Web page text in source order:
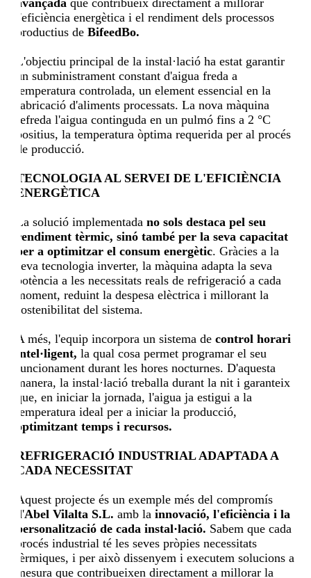
avançada que contribueix directament a millorar
l'eficiència energètica i el rendiment dels processos
productius de BifeedBo.
L'objectiu principal de la instal·lació ha estat garantir
un subministrament constant d'aigua freda a
temperatura controlada, un element essencial en la
fabricació d'aliments processats. La nova màquina
refreda l'aigua continguda en un pulmó fins a 2 °C
positius, la temperatura òptima requerida per al procés
de producció.
TECNOLOGIA AL SERVEI DE L'EFICIÈNCIA
ENERGÈTICA
La solució implementada no sols destaca pel seu
rendiment tèrmic, sinó també per la seva capacitat
per a optimitzar el consum energètic. Gràcies a la
seva tecnologia inverter, la màquina adapta la seva
potència a les necessitats reals de refrigeració a cada
moment, reduint la despesa elèctrica i millorant la
sostenibilitat del sistema.
A més, l'equip incorpora un sistema de control horari
intel·ligent, la qual cosa permet programar el seu
funcionament durant les hores nocturnes. D'aquesta
manera, la instal·lació treballa durant la nit i garanteix
que, en iniciar la jornada, l'aigua ja estigui a la
temperatura ideal per a iniciar la producció,
optimitzant temps i recursos.
REFRIGERACIÓ INDUSTRIAL ADAPTADA A
CADA NECESSITAT
Aquest projecte és un exemple més del compromís
d'Abel Vilalta S.L. amb la innovació, l'eficiència i la
personalització de cada instal·lació. Sabem que cada
procés industrial té les seves pròpies necessitats
tèrmiques, i per això dissenyem i executem solucions a
mesura que contribueixen directament a millorar la